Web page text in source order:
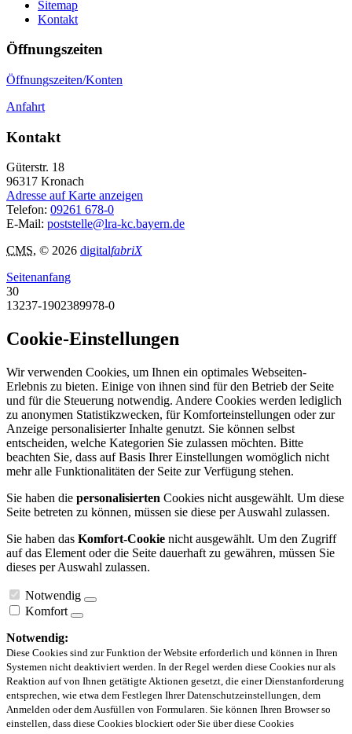
Sitemap
Kontakt
Öffnungszeiten
Öffnungszeiten/Konten
Anfahrt
Kontakt
Güterstr. 18
96317 Kronach
Adresse auf Karte anzeigen
Telefon: 09261 678-0
E-Mail: poststelle@lra-kc.bayern.de
CMS, © 2026 digitalfabriX
Seitenanfang
30
13237-1902389978-0
Cookie-Einstellungen
Wir verwenden Cookies, um Ihnen ein optimales Webseiten-
Erlebnis zu bieten. Einige von ihnen sind für den Betrieb der Seite
und für die Steuerung notwendig. Andere Cookies werden lediglich
zu anonymen Statistikzwecken, für Komforteinstellungen oder zur
Anzeige personalisierter Inhalte genutzt. Sie können selbst
entscheiden, welche Kategorien Sie zulassen möchten. Bitte
beachten Sie, dass auf Basis Ihrer Einstellungen womöglich nicht
mehr alle Funktionalitäten der Seite zur Verfügung stehen.
Sie haben die personalisierten Cookies nicht ausgewählt. Um diese
Seite betreten zu können, müssen sie diese per Auswahl zulassen.
Sie haben das Komfort-Cookie nicht ausgewählt. Um den Zugriff
auf das Element oder die Seite dauerhaft zu gewähren, müssen Sie
dieses per Auswahl zulassen.
Notwendig
Komfort
Notwendig:
Diese Cookies sind zur Funktion der Website erforderlich und können in Ihren
Systemen nicht deaktiviert werden. In der Regel werden diese Cookies nur als
Reaktion auf von Ihnen getätigte Aktionen gesetzt, die einer Dienstanforderung
entsprechen, wie etwa dem Festlegen Ihrer Datenschutzeinstellungen, dem
Anmelden oder dem Ausfüllen von Formularen. Sie können Ihren Browser so
einstellen, dass diese Cookies blockiert oder Sie über diese Cookies